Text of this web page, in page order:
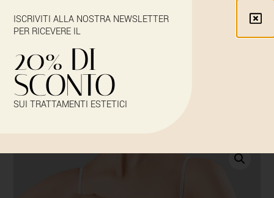
ISCRIVITI ALLA NOSTRA NEWSLETTER
PER RICEVERE IL
20% DI
SCONTO
SUI TRATTAMENTI ESTETICI